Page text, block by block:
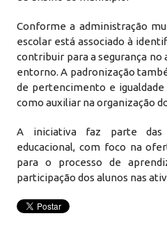
Conforme a administração
escolar está associado à
contribuir para a segurança
entorno. A padronização
de pertencimento e
como auxiliar na organização
A iniciativa faz parte das
educacional, com foco na
para o processo de
participação dos alunos nas